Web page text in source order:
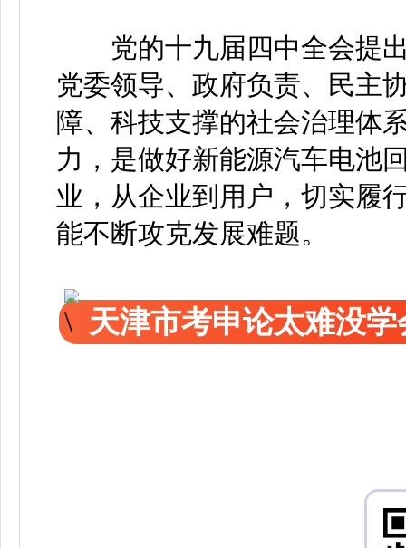
党的十九届四中全会提出
党委领导、政府负责、民主
障、科技支撑的社会治理体
力，是做好新能源汽车电池
业，从企业到用户，切实履
能不断攻克发展难题。
天津市考申论太难没